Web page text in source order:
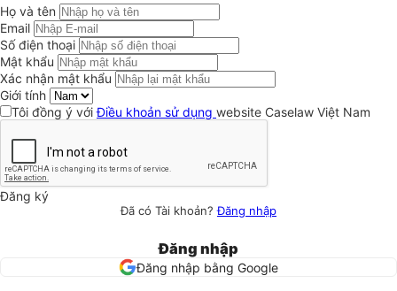
Họ và tên
Email
Số điện thoại
Mật khẩu
Xác nhận mật khẩu
Giới tính
Tôi đồng ý vớiĐiều khoản sử dụng website Caselaw Việt Nam
Đăng ký
Đã có Tài khoản?Đăng nhập
Đăng nhập
Đăng nhập bằng Google